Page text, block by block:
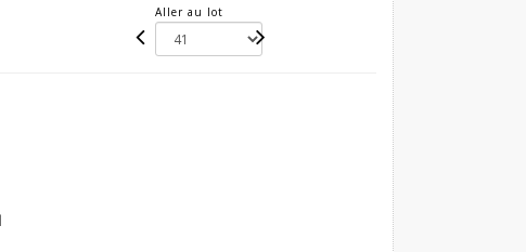
Aller au lot